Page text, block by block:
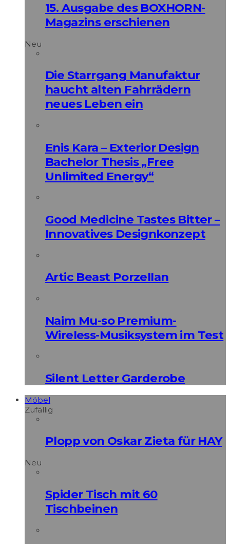
15. Ausgabe des BOXHORN-
Magazins erschienen
Neu
Die Starrgang Manufaktur
haucht alten Fahrrädern
neues Leben ein
Enis Kara – Exterior Design
Bachelor Thesis „Free
Unlimited Energy“
Good Medicine Tastes Bitter –
Innovatives Designkonzept
Artic Beast Porzellan
Naim Mu-so Premium-
Wireless-Musiksystem im Test
Silent Letter Garderobe
Möbel
Zufällig
Plopp von Oskar Zieta für HAY
Neu
Spider Tisch mit 60
Tischbeinen